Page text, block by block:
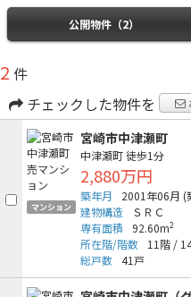
公開物件（2）
2 件
チェックした物件を
マンション
宮崎市中津瀬町
中津瀬町徒歩1分
2,880万円
築年月 2001年06月 (
建物構造
ＳＲＣ
専有面積
92.60m2
所在階/階数 11階 /
総戸数 41戸